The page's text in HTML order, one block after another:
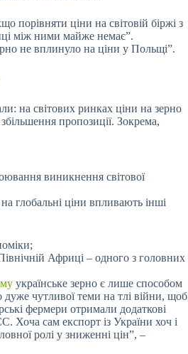
порівняти ціни на світовій біржі з
між ними майже немає”.
не вплинуло на ціни у Польщі”.
на світових ринках ціни на зерно
пропозиції. Зокрема,
виникнення світової
глобальні ціни впливають інші
Африці – одного з головних
українське зерно є лише способом
дуже чутливої ​​теми на тлі війни, щоб
фермери отримали додаткові
Хоча сам експорт із України хоч і
ролі у зниженні цін”, –